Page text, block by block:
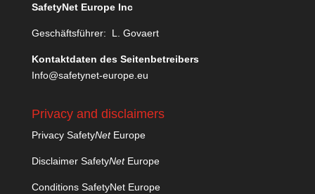
SafetyNet Europe Inc
Geschäftsführer: L. Govaert
Kontaktdaten des Seitenbetreibers
Info@safetynet-europe.eu
Privacy and disclaimers
Privacy SafetyNetEurope
Disclaimer SafetyNetEurope
Conditions SafetyNet Europe